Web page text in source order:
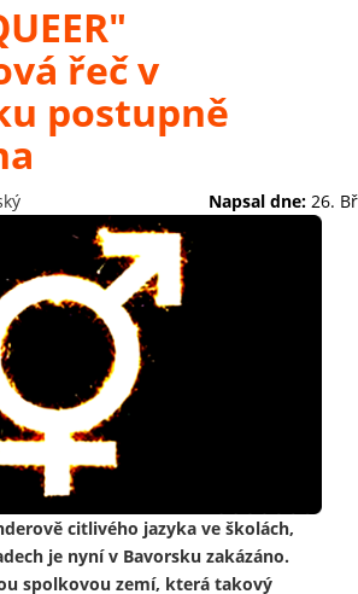
řeč v
postupně
Napsal dne: 26.
citlivého jazyka ve školách,
je nyní v Bavorsku zakázáno.
spolkovou zemí, která takový